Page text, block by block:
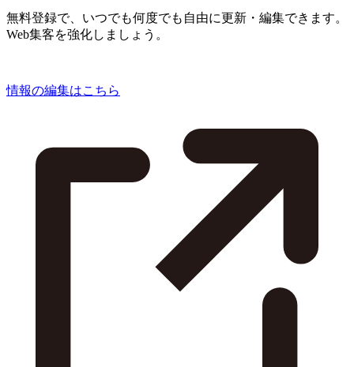
無料登録で、いつでも何度でも自由に更新・編集できます。
Web集客を強化しましょう。
情報の編集はこちら